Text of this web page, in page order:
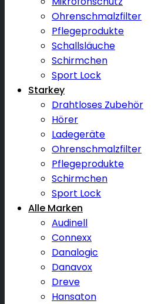
Ohrenschmalzfilter
Pflegeprodukte
Schallsläuche
Schirmchen
Sport Lock
Starkey
Drahtloses Zubehör
Hörer
Ladegeräte
Ohrenschmalzfilter
Pflegeprodukte
Schirmchen
Sport Lock
Alle Marken
Audinell
Connexx
Danalogic
Danavox
Dreve
Hansaton